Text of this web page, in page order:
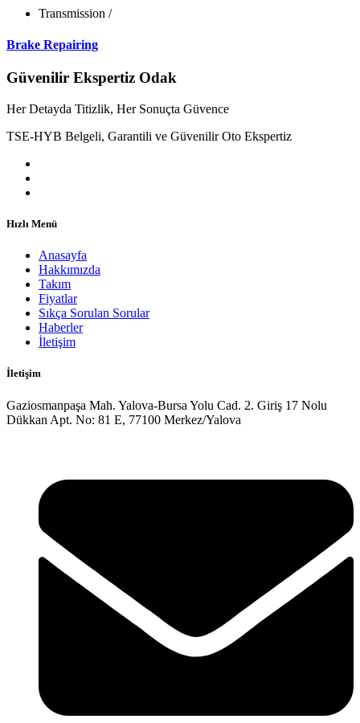
Transmission /
Brake Repairing
Güvenilir Ekspertiz Odak
Her Detayda Titizlik, Her Sonuçta Güvence
TSE-HYB Belgeli, Garantili ve Güvenilir Oto Ekspertiz
Hızlı Menü
Anasayfa
Hakkımızda
Takım
Fiyatlar
Sıkça Sorulan Sorular
Haberler
İletişim
İletişim
Gaziosmanpaşa Mah. Yalova-Bursa Yolu Cad. 2. Giriş 17 Nolu
Dükkan Apt. No: 81 E, 77100 Merkez/Yalova